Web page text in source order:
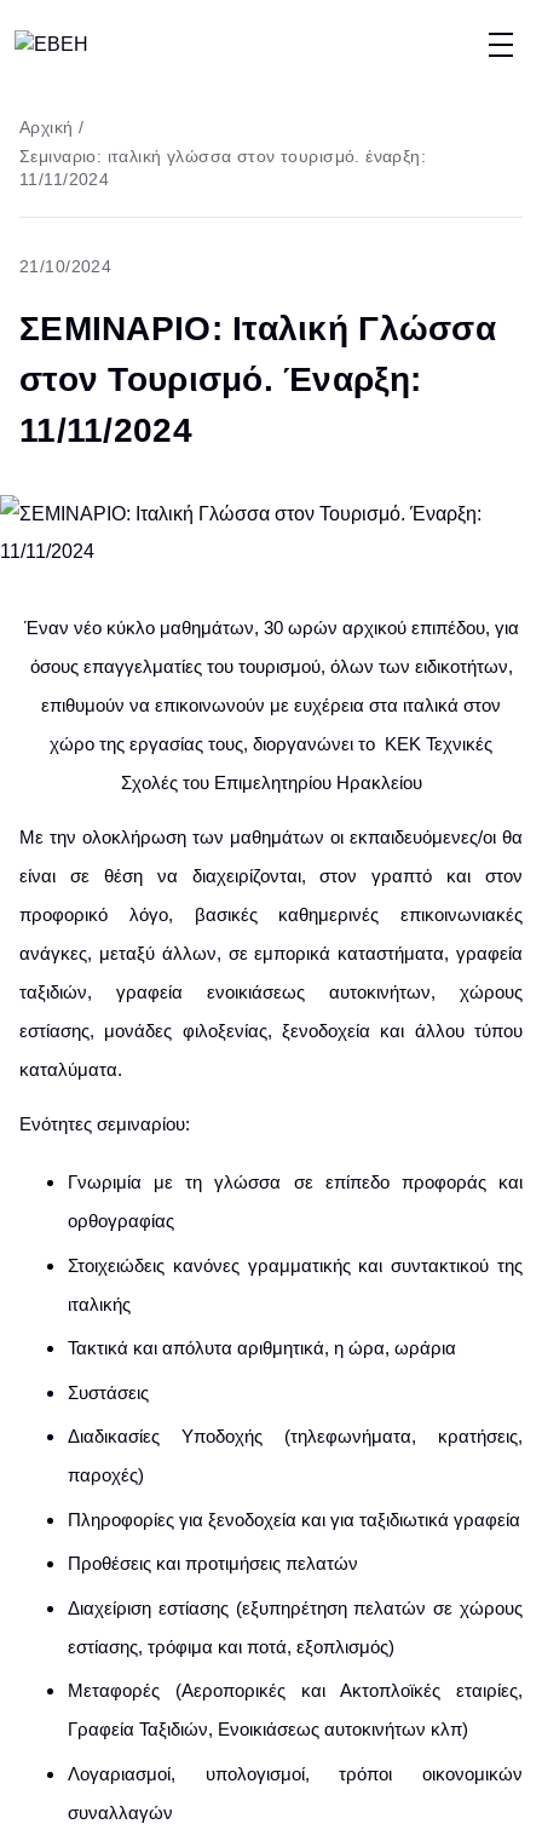
προς
κυρίως
περιεχόμενο
Breadcrumb
Αρχική /
Σεμιναριο: ιταλική γλώσσα στον τουρισμό. έναρξη:
11/11/2024
21/10/2024
ΣΕΜΙΝΑΡΙΟ: Ιταλική Γλώσσα
στον Τουρισμό. Έναρξη:
11/11/2024
Έναν νέο κύκλο μαθημάτων, 30 ωρών αρχικού επιπέδου, για
όσους επαγγελματίες του τουρισμού, όλων των ειδικοτήτων,
επιθυμούν να επικοινωνούν με ευχέρεια στα ιταλικά στον
χώρο της εργασίας τους, διοργανώνει το ΚΕΚ Τεχνικές
Σχολές του Επιμελητηρίου Ηρακλείου
Με την ολοκλήρωση των μαθημάτων οι εκπαιδευόμενες/οι θα
είναι σε θέση να διαχειρίζονται, στον γραπτό και στον
προφορικό λόγο, βασικές καθημερινές επικοινωνιακές
ανάγκες, μεταξύ άλλων, σε εμπορικά καταστήματα, γραφεία
ταξιδιών, γραφεία ενοικιάσεως αυτοκινήτων, χώρους
εστίασης, μονάδες φιλοξενίας, ξενοδοχεία και άλλου τύπου
καταλύματα.
Ενότητες σεμιναρίου:
Γνωριμία με τη γλώσσα σε επίπεδο προφοράς και
ορθογραφίας
Στοιχειώδεις κανόνες γραμματικής και συντακτικού της
ιταλικής
Τακτικά και απόλυτα αριθμητικά, η ώρα, ωράρια
Συστάσεις
Διαδικασίες Υποδοχής (τηλεφωνήματα, κρατήσεις,
παροχές)
Πληροφορίες για ξενοδοχεία και για ταξιδιωτικά γραφεία
Προθέσεις και προτιμήσεις πελατών
Διαχείριση εστίασης (εξυπηρέτηση πελατών σε χώρους
εστίασης, τρόφιμα και ποτά, εξοπλισμός)
Μεταφορές (Αεροπορικές και Ακτοπλοϊκές εταιρίες,
Γραφεία Ταξιδιών, Ενοικιάσεως αυτοκινήτων κλπ)
Λογαριασμοί, υπολογισμοί, τρόποι οικονομικών
συναλλαγών